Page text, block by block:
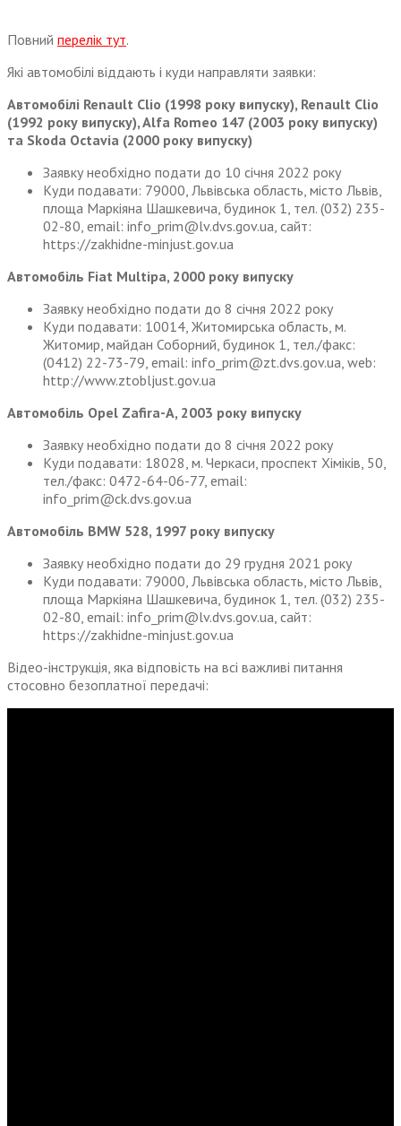
Повний перелік тут.
Які автомобілі віддають і куди направляти заявки:
Автомобілі Renault Clio (1998 року випуску), Renault Clio
(1992 року випуску), Alfa Romeo 147 (2003 року випуску)
та Skoda Octavia (2000 року випуску)
Заявку необхідно подати до 10 січня 2022 року
Куди подавати: 79000, Львівська область, місто Львів,
площа Маркіяна Шашкевича, будинок 1, тел. (032) 235-
02-80, email: info_prim@lv.dvs.gov.ua, сайт:
https://zakhidne-minjust.gov.ua
Автомобіль Fiat Multipa, 2000 року випуску
Заявку необхідно подати до 8 січня 2022 року
Куди подавати: 10014, Житомирська область, м.
Житомир, майдан Соборний, будинок 1, тел./факс:
(0412) 22-73-79, email: info_prim@zt.dvs.gov.ua, web:
http://www.ztobljust.gov.ua
Автомобіль Opel Zafira-А, 2003 року випуску
Заявку необхідно подати до 8 січня 2022 року
Куди подавати: 18028, м. Черкаси, проспект Хіміків, 50,
тел./факс: 0472-64-06-77, email:
info_prim@ck.dvs.gov.ua
Автомобіль BMW 528, 1997 року випуску
Заявку необхідно подати до 29 грудня 2021 року
Куди подавати: 79000, Львівська область, місто Львів,
площа Маркіяна Шашкевича, будинок 1, тел. (032) 235-
02-80, email: info_prim@lv.dvs.gov.ua, сайт:
https://zakhidne-minjust.gov.ua
Відео-інструкція, яка відповість на всі важливі питання
стосовно безоплатної передачі: